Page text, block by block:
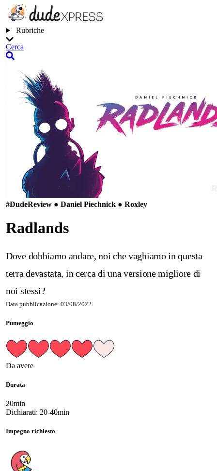
Rubriche
Cerca
#DudeReview ● Daniel Piechnick ● Roxley
Radlands
Dove dobbiamo andare, noi che vaghiamo in questa
terra devastata, in cerca di una versione migliore di
noi stessi?
Data pubblicazione: 03/08/2022
Punteggio
Da avere
Durata
20min
Dichiarati: 20-40min
Impegno richiesto